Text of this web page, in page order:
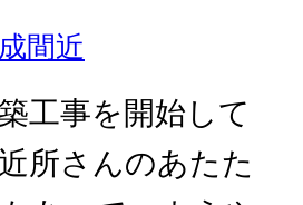
間近
工事を開始して
所さんのあたた